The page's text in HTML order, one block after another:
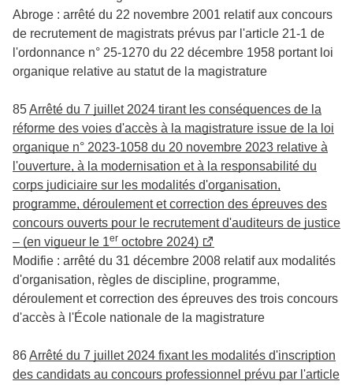
Abroge : arrêté du 22 novembre 2001 relatif aux concours
de recrutement de magistrats prévus par l'article 21-1 de
l'ordonnance n° 25-1270 du 22 décembre 1958 portant loi
organique relative au statut de la magistrature
85Arrêté du 7 juillet 2024 tirant les conséquences de la
réforme des voies d'accès à la magistrature issue de la loi
organique n° 2023-1058 du 20 novembre 2023 relative à
l'ouverture, à la modernisation et à la responsabilité du
corps judiciaire sur les modalités d'organisation,
programme, déroulement et correction des épreuves des
concours ouverts pour le recrutement d'auditeurs de justice
– (en vigueur le 1er octobre 2024)
Modifie : arrêté du 31 décembre 2008 relatif aux modalités
d'organisation, règles de discipline, programme,
déroulement et correction des épreuves des trois concours
d'accès à l'École nationale de la magistrature
86Arrêté du 7 juillet 2024 fixant les modalités d'inscription
des candidats au concours professionnel prévu par l'article